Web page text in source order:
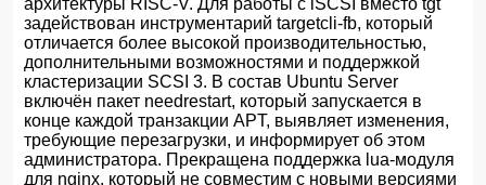
архитектуры RISC-V. Для работы с iSCSI вместо tgt
задействован инструментарий targetcli-fb, который
отличается более высокой производительностью,
дополнительными возможностями и поддержкой
кластеризации SCSI 3. В состав Ubuntu Server
включён пакет needrestart, который запускается в
конце каждой транзакции APT, выявляет изменения,
требующие перезагрузки, и информирует об этом
администратора. Прекращена поддержка lua-модуля
для nginx, который не совместим с новыми версиями